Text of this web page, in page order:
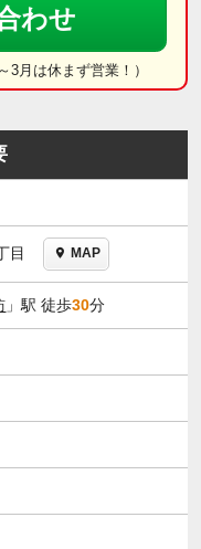
わせ
3月は休まず営業！）
目 MAP
」駅 徒歩30分